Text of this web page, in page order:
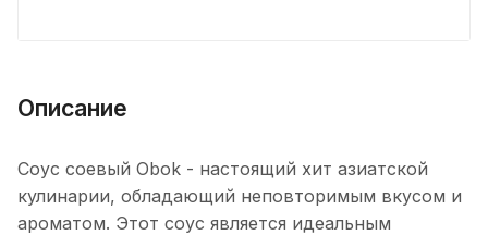
Описание
Соус соевый Obok - настоящий хит азиатской
кулинарии, обладающий неповторимым вкусом и
ароматом. Этот соус является идеальным